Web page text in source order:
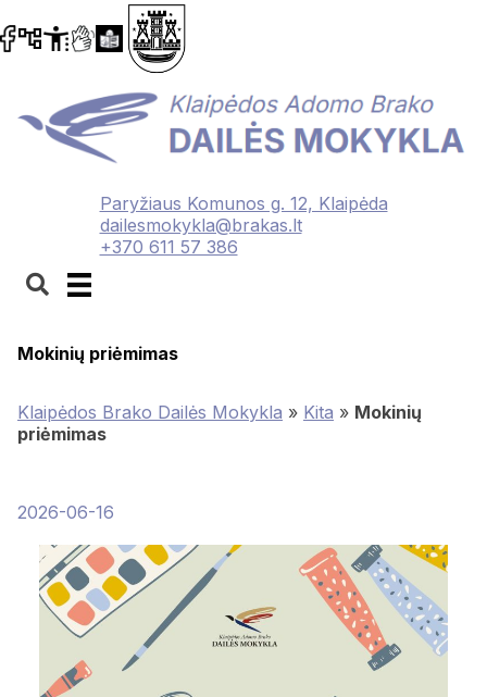
Paryžiaus Komunos g. 12, Klaipėda
dailesmokykla@brakas.lt
+370 611 57 386
Mokinių priėmimas
Klaipėdos Brako Dailės Mokykla » Kita » Mokinių
priėmimas
2026-06-16